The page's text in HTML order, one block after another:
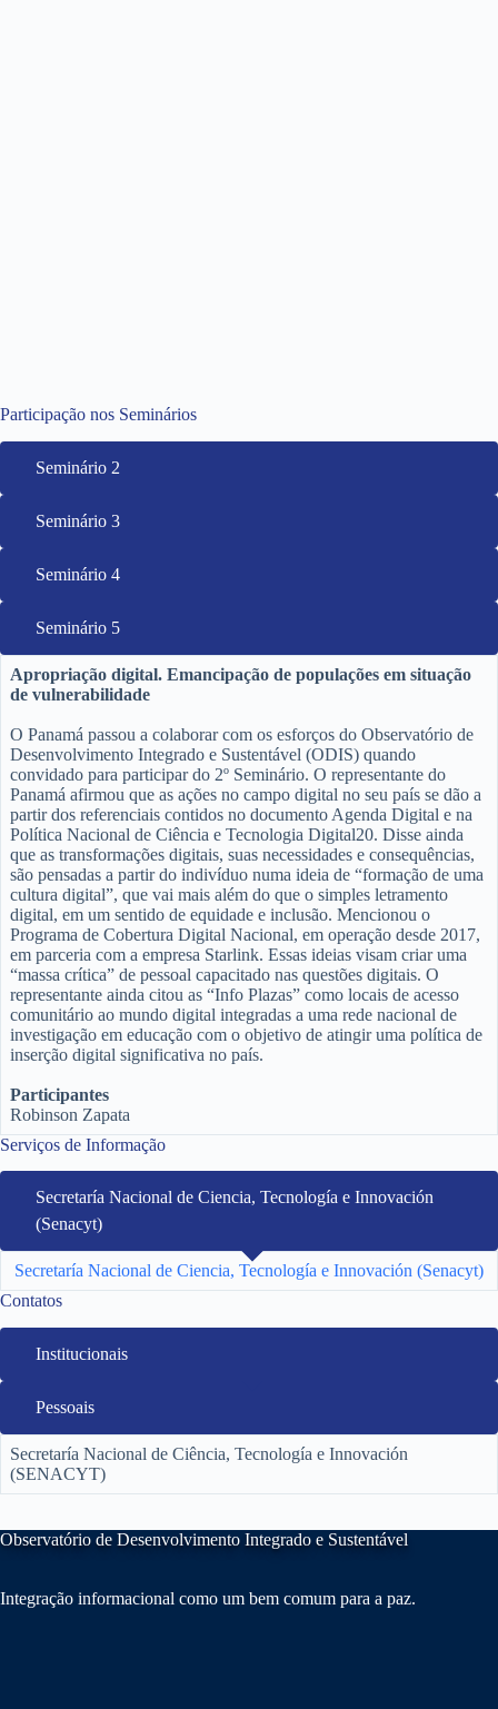
Participação nos Seminários
Seminário 2
Seminário 3
Seminário 4
Seminário 5
Apropriação digital. Emancipação de populações em situação
de vulnerabilidade
O Panamá passou a colaborar com os esforços do Observatório de
Desenvolvimento Integrado e Sustentável (ODIS) quando
convidado para participar do 2º Seminário. O representante do
Panamá afirmou que as ações no campo digital no seu país se dão a
partir dos referenciais contidos no documento Agenda Digital e na
Política Nacional de Ciência e Tecnologia Digital20. Disse ainda
que as transformações digitais, suas necessidades e consequências,
são pensadas a partir do indivíduo numa ideia de “formação de uma
cultura digital”, que vai mais além do que o simples letramento
digital, em um sentido de equidade e inclusão. Mencionou o
Programa de Cobertura Digital Nacional, em operação desde 2017,
em parceria com a empresa Starlink. Essas ideias visam criar uma
“massa crítica” de pessoal capacitado nas questões digitais. O
representante ainda citou as “Info Plazas” como locais de acesso
comunitário ao mundo digital integradas a uma rede nacional de
investigação em educação com o objetivo de atingir uma política de
inserção digital significativa no país.
Participantes
Robinson Zapata
Serviços de Informação
Secretaría Nacional de Ciencia, Tecnología e Innovación
(Senacyt)
Secretaría Nacional de Ciencia, Tecnología e Innovación (Senacyt)
Contatos
Institucionais
Pessoais
Secretaría Nacional de Ciência, Tecnología e Innovación
(SENACYT)
Observatório de Desenvolvimento Integrado e Sustentável
Integração informacional como um bem comum para a paz.